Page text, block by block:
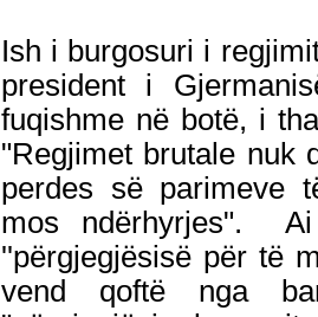
Ish i burgosuri i
president i
fuqishme në botë, i
"Regjimet brutale nuk
perdes së parimeve
mos ndërhyrjes".
''përgjegjësisë për të
vend qoftë nga